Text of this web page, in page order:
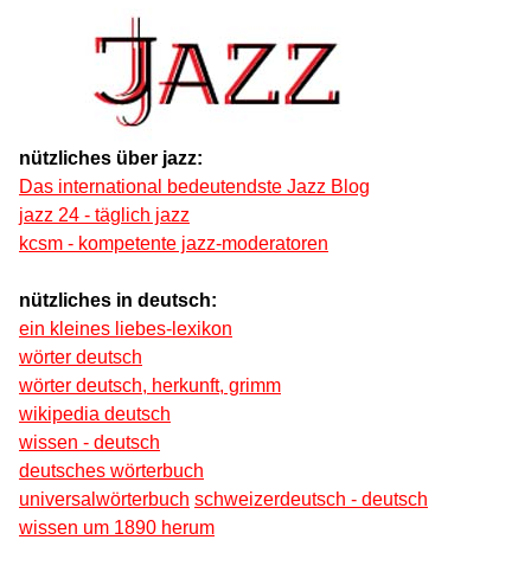
nützliches über jazz:
Das international bedeutendste Jazz Blog
jazz 24 - täglich jazz
kcsm - kompetente jazz-moderatoren
nützliches in deutsch:
ein kleines liebes-lexikon
wörter deutsch
wörter deutsch, herkunft, grimm
wikipedia deutsch
wissen - deutsch
deutsches wörterbuch
universalwörterbuch schweizerdeutsch - deutsch
wissen um 1890 herum